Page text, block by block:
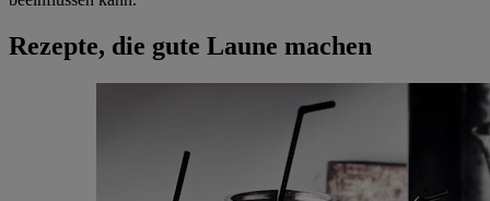
Rezepte, die gute Laune machen